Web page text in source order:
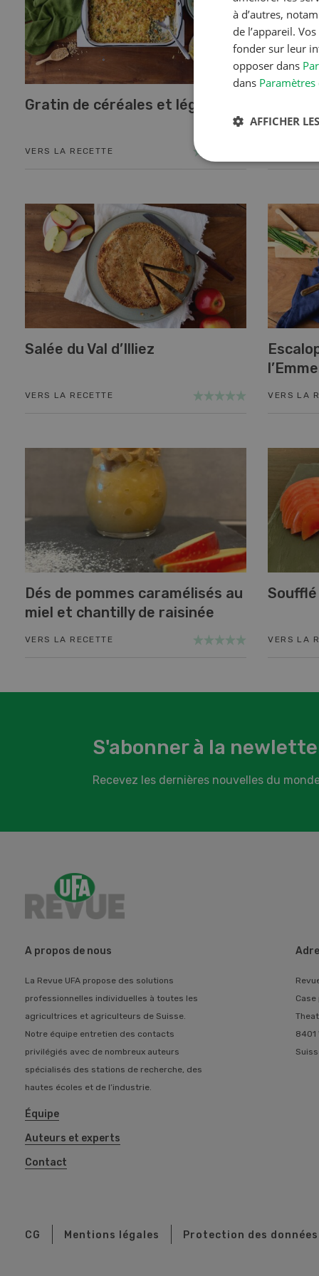
Gratin de céréales et légumes
VERS LA RECETTE
Salée du Val d’Illiez
VERS LA RECETTE VERS LA
Dés de pommes caramélisés au
miel et chantilly de raisinée
VERS LA RECETTE VERS LA
S'abonner à la
Recevez les dernières nouvelles du
A propos de nous
La Revue UFA propose des solutions
professionnelles individuelles à toutes les
agricultrices et agriculteurs de Suisse.
Notre équipe entretien des contacts
privilégiés avec de nombreux auteurs
spécialisés des stations de recherche, des
hautes écoles et de l’industrie.
Équipe
Auteurs et experts
Contact
8401
CG Mentions légales Protection des données
à d’autres,
de l’appareil.
fonder sur leur
opposer dans
dans
AFFICHER